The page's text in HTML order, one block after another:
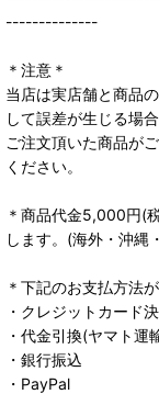
--------------
＊注意＊
当店は実店舗と商品
して誤差が生じる場
ご注文頂いた商品が
ください。
＊商品代金5,000円(
します。(海外・沖縄
＊下記のお支払方法
・クレジットカード
・代金引換(ヤマト
・銀行振込
・PayPal